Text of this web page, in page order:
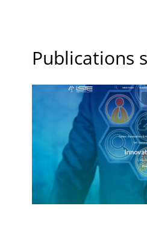
Publications